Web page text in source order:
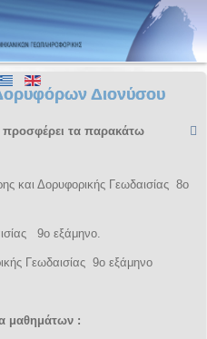
Διονύσου
τα παρακάτω
και Δορυφορικής Γεωδαισίας 8ο
9ο εξάμηνο.
Γεωδαισίας 9ο εξάμηνο
μαθημάτων :